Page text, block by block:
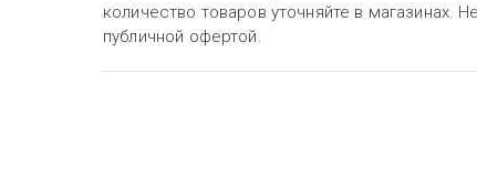
количество товаров уточняйте в магазинах.
публичной офертой.